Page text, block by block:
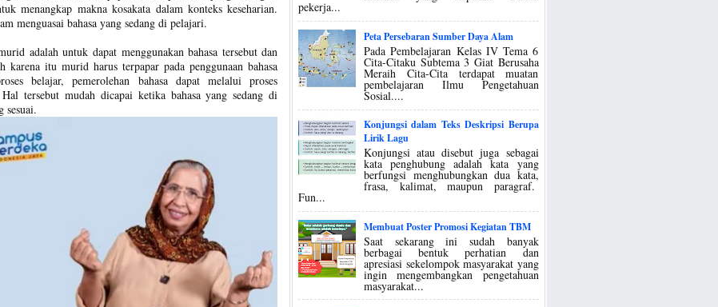
menangkap makna kosakata dalam konteks keseharian.
menguasai bahasa yang sedang di pelajari.
adalah untuk dapat menggunakan bahasa tersebut dan
karena itu murid harus terpapar pada penggunaan bahasa
belajar, pemerolehan bahasa dapat melalui proses
tersebut mudah dicapai ketika bahasa yang sedang di
sesuai.
pekerja...
Peta Persebaran Sumber Daya Alam
Pada Pembelajaran Kelas IV Tema 6
Cita-Citaku Subtema 3 Giat Berusaha
Meraih Cita-Cita terdapat muatan
pembelajaran Ilmu Pengetahuan
Sosial....
Konjungsi dalam Teks Deskripsi Berupa
Lirik Lagu
Konjungsi atau disebut juga sebagai
kata penghubung adalah kata yang
berfungsi menghubungkan dua kata,
frasa, kalimat, maupun paragraf.
Fun...
Membuat Poster Promosi Kegiatan TBM
Saat sekarang ini sudah banyak
berbagai bentuk perhatian dan
apresiasi sekelompok masyarakat yang
ingin mengembangkan pengetahuan
masyarakat...